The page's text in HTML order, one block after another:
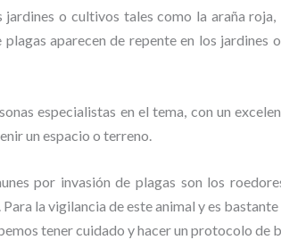
o cultivos tales como la araña
aparecen de repente en los
especialistas en el tema, con un
un espacio o terreno.
por invasión de plagas son los
la vigilancia de este animal yes
tener cuidado y hacer un protocolo de